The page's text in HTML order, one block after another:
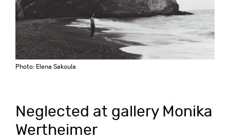
Photo: Elena Sakoula
Neglected at gallery Monika
Wertheimer